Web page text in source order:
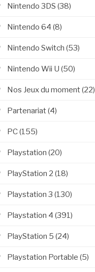
Nintendo 3DS (38)
Nintendo 64 (8)
Nintendo Switch (53)
Nintendo Wii U (50)
Nos Jeux du moment(22)
Partenariat(4)
PC(155)
Playstation (20)
PlayStation 2 (18)
Playstation 3 (130)
Playstation 4 (391)
PlayStation 5 (24)
Playstation Portable (5)